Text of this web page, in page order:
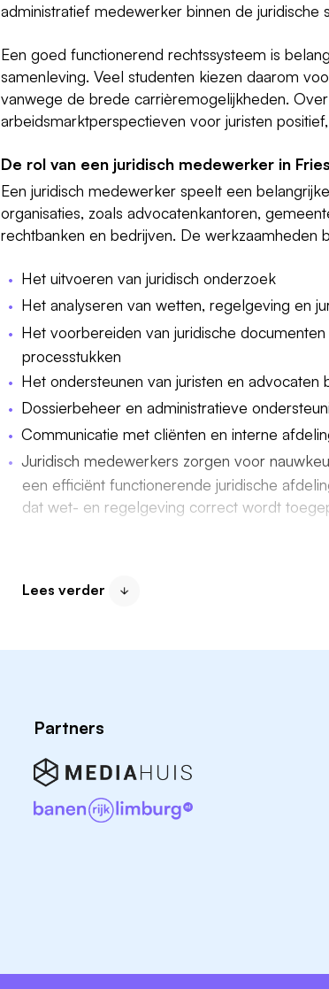
administratief medewerker binnen de juridische
Een goed functionerend rechtssysteem is
samenleving. Veel studenten kiezen daarom
vanwege de brede carrièremogelijkheden.
arbeidsmarktperspectieven voor juristen
De rol van een juridisch medewerker in
Een juridisch medewerker speelt een
organisaties, zoals advocatenkantoren,
rechtbanken en bedrijven. De werkzaamheden
Het uitvoeren van juridisch onderzoek
Het analyseren van wetten, regelgeving en
Het voorbereiden van juridische
processtukken
Het ondersteunen van juristen en advocaten
Dossierbeheer en administratieve
Communicatie met cliënten en interne
Juridisch medewerkers zorgen voor
een efficiënt functionerende juridische
dat wet- en regelgeving correct wordt
De vraag naar juridisch personeel groeit door
instanties, onderwijsinstellingen,
professionals. Hieronder vind je voorbeelden
juridische vacatures in Friesland hebben.
Vacatures bij Gemeente Leeuwarden
Lees verder
Partners